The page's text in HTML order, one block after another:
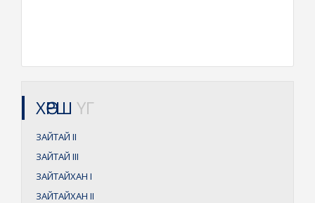
ХӨРШ ҮГ
ЗАЙТАЙ II
ЗАЙТАЙ III
ЗАЙТАЙХАН I
ЗАЙТАЙХАН II